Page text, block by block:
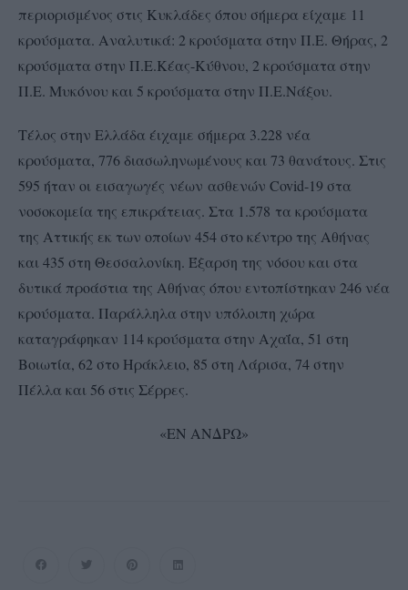
περιορισμένος στις Κυκλάδες όπου σήμερα είχαμε 11
κρούσματα. Αναλυτικά: 2 κρούσματα στην Π.Ε. Θήρας, 2
κρούσματα στην Π.Ε.Κέας-Κύθνου, 2 κρούσματα στην
Π.Ε. Μυκόνου και 5 κρούσματα στην Π.Ε.Νάξου.
Τέλος στην Ελλάδα έιχαμε σήμερα 3.228 νέα
κρούσματα, 776 διασωληνωμένους και 73 θανάτους. Στις
595 ήταν οι εισαγωγές νέων ασθενών Covid-19 στα
νοσοκομεία της επικράτειας. Στα 1.578 τα κρούσματα
της Αττικής εκ των οποίων 454 στο κέντρο της Αθήνας
και 435 στη Θεσσαλονίκη. Έξαρση της νόσου και στα
δυτικά προάστια της Αθήνας όπου εντοπίστηκαν 246 νέα
κρούσματα. Παράλληλα στην υπόλοιπη χώρα
καταγράφηκαν 114 κρούσματα στην Αχαΐα, 51 στη
Βοιωτία, 62 στο Ηράκλειο, 85 στη Λάρισα, 74 στην
Πέλλα και 56 στις Σέρρες.
«ΕΝ ΑΝΔΡΩ»